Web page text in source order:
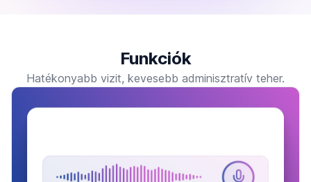
Funkciók
Hatékonyabb vizit, kevesebb adminisztratív teher.